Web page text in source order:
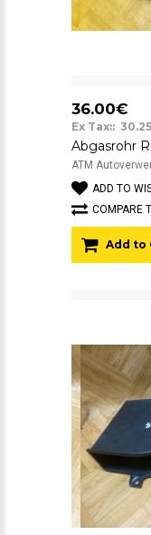
36.00€
Ex Tax::
Abgasrohr
ATM
ADD TO
COMPARE
Add to